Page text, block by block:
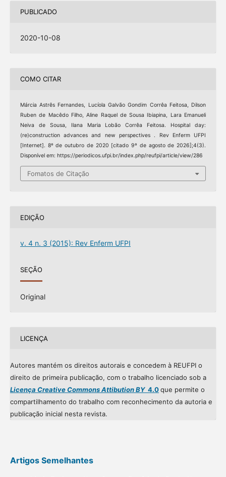
PUBLICADO
2020-10-08
COMO CITAR
Márcia Astrês Fernandes, Lucíola Galvão Gondim Corrêa Feitosa, Dilson
Ruben de Macêdo Filho, Aline Raquel de Sousa Ibiapina, Lara Emanueli
Neiva de Sousa, Ilana Maria Lobão Corrêa Feitosa. Hospital day:
(re)construction advances and new perspectives . Rev Enferm UFPI
[Internet]. 8º de outubro de 2020 [citado 9º de agosto de 2026];4(3).
Disponível em: https://periodicos.ufpi.br/index.php/reufpi/article/view/286
Fomatos de Citação
EDIÇÃO
v. 4 n. 3 (2015): Rev Enferm UFPI
SEÇÃO
Original
LICENÇA
Autores mantém os direitos autorais e concedem à REUFPI o
direito de primeira publicação, com o trabalho licenciado sob a
Licença Creative Commons Attibution BY4.0que permite o
compartilhamento do trabalho com reconhecimento da autoria e
publicação inicial nesta revista.
Artigos Semelhantes